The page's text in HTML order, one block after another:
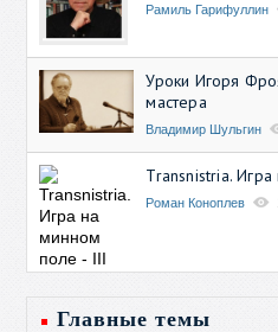
Рамиль Гарифуллин
Уроки Игоря
мастера
Владимир Шульгин
Transnistria.
Роман Коноплев
Главные темы